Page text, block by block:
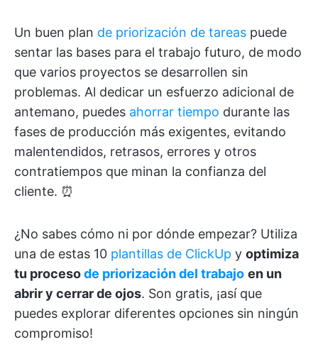
Un buen plan de priorización de tareas puede
sentar las bases para el trabajo futuro, de modo
que varios proyectos se desarrollen sin
problemas. Al dedicar un esfuerzo adicional de
antemano, puedes ahorrar tiempo durante las
fases de producción más exigentes, evitando
malentendidos, retrasos, errores y otros
contratiempos que minan la confianza del
cliente. ⏰
¿No sabes cómo ni por dónde empezar? Utiliza
una de estas 10 plantillas de ClickUp y optimiza
tu procesode priorización del trabajo en un
abrir y cerrar de ojos. Son gratis, ¡así que
puedes explorar diferentes opciones sin ningún
compromiso!